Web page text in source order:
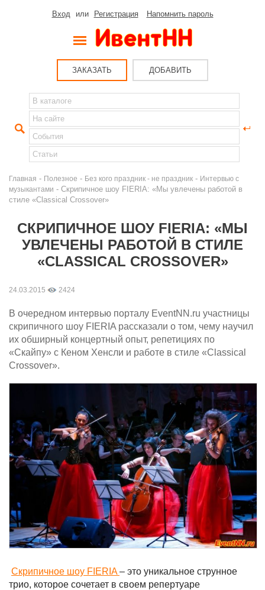
Вход или Регистрация Напомнить пароль
ЗАКАЗАТЬ ДОБАВИТЬ
Главная - Полезное - Без кого праздник - не праздник - Интервью с
музыкантами - Скрипичное шоу FIERIA: «Мы увлечены работой в
стиле «Classical Crossover»
СКРИПИЧНОЕ ШОУ FIERIA: «МЫ
УВЛЕЧЕНЫ РАБОТОЙ В СТИЛЕ
«CLASSICAL CROSSOVER»
24.03.2015 2424
В очередном интервью порталу EventNN.ru участницы
скрипичного шоу FIERIA рассказали о том, чему научил
их обширный концертный опыт, репетициях по
«Скайпу» с Кеном Хенсли и работе в стиле «Classical
Crossover».
Скрипичное шоу FIERIA– это уникальное струнное
трио, которое сочетает в своем репертуаре